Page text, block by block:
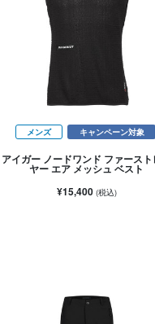
メンズ キャンペーン対象
アイガー ノードワンド ファースト
ヤー エア メッシュ ベスト
¥15,400 (税込)